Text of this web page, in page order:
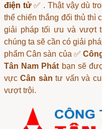
điện tử✅ . Thật vậy dù
thể chiến thắng đối thủ thì
giải pháp tối ưu và vượt
chúng ta sẽ cần có giải
phẩm Cân sàn của ✅
Tân Nam Phát bạn sẽ
vựcCân sàn tư vấn và
vượt trội.